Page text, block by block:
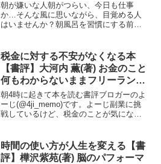
朝が嫌いな人朝がつらい、今日も仕事
か…そんな風に思いながら、目覚める人
はいませんか？朝風呂を習慣にする前ま
ガーのよーじ(@4ji_memo)です。朝4時か
ら朝活を行い...
税金に対する不安がなくなる本
【書評】大河内 薫(著) お金のこと
何もわからないままフリーランス
になっちゃいましたが税金で損し
ない方法を教えてください！
朝4時に起きて本を読む書評ブロガーのよ
ーじ(@4ji_memo)です。よーじ副業に挑
戦しているけど、税金のことが気にな
た。今回紹介するのは『大河内 薫(著) お
金のこと何...
時間の使い方が人生を変える【書
評】樺沢紫苑(著) 脳のパフォーマ